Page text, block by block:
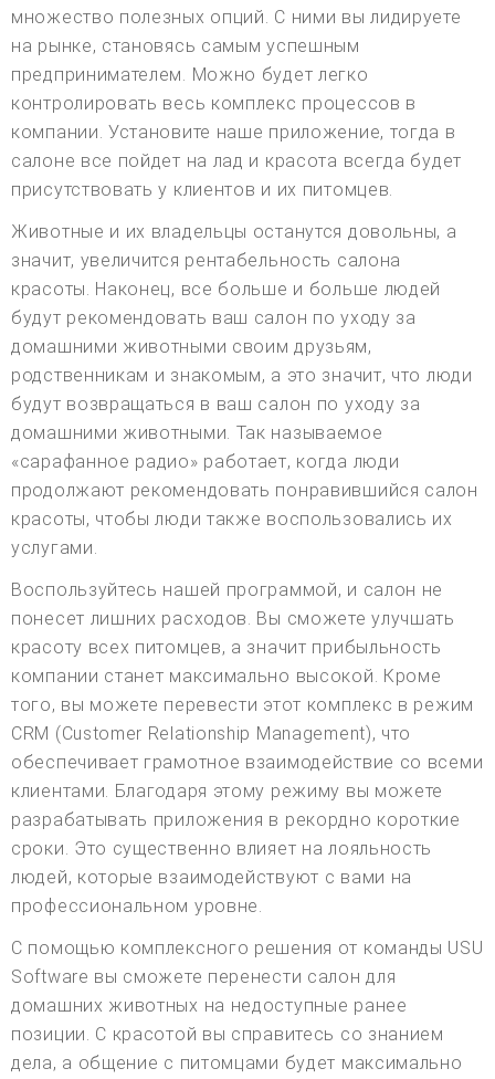
множество полезных опций. С ними вы лидируете
на рынке, становясь самым успешным
предпринимателем. Можно будет легко
контролировать весь комплекс процессов в
компании. Установите наше приложение, тогда в
салоне все пойдет на лад и красота всегда будет
присутствовать у клиентов и их питомцев.
Животные и их владельцы останутся довольны, а
значит, увеличится рентабельность салона
красоты. Наконец, все больше и больше людей
будут рекомендовать ваш салон по уходу за
домашними животными своим друзьям,
родственникам и знакомым, а это значит, что люди
будут возвращаться в ваш салон по уходу за
домашними животными. Так называемое
«сарафанное радио» работает, когда люди
продолжают рекомендовать понравившийся салон
красоты, чтобы люди также воспользовались их
услугами.
Воспользуйтесь нашей программой, и салон не
понесет лишних расходов. Вы сможете улучшать
красоту всех питомцев, а значит прибыльность
компании станет максимально высокой. Кроме
того, вы можете перевести этот комплекс в режим
CRM (Customer Relationship Management), что
обеспечивает грамотное взаимодействие со всеми
клиентами. Благодаря этому режиму вы можете
разрабатывать приложения в рекордно короткие
сроки. Это существенно влияет на лояльность
людей, которые взаимодействуют с вами на
профессиональном уровне.
С помощью комплексного решения от команды USU
Software вы сможете перенести салон для
домашних животных на недоступные ранее
позиции. С красотой вы справитесь со знанием
дела, а общение с питомцами будет максимально